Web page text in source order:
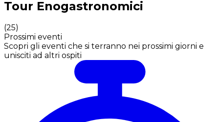
Tour Enogastronomici
(25)
Prossimi eventi
Scopri gli eventi che si terranno nei prossimi giorni e
unisciti ad altri ospiti